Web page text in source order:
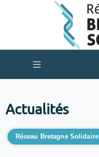
Actualités
Réseau Bretagne Solidaire